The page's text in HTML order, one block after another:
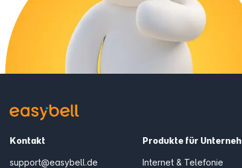
Kontakt
support@easybell.de
Produkte für
Internet & Telefonie